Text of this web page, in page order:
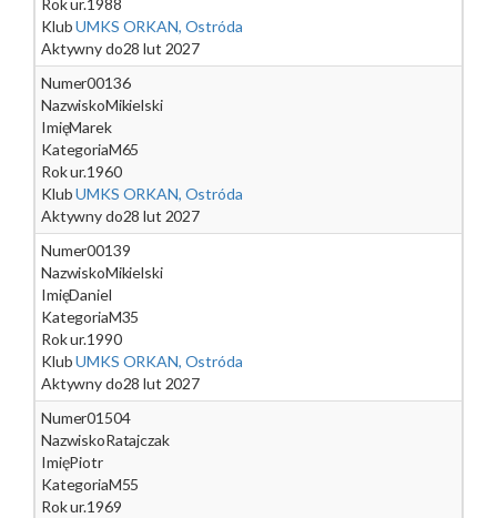
Rok ur.1988
KlubUMKS ORKAN, Ostróda
Aktywny do28 lut 2027
Numer00136
NazwiskoMikielski
ImięMarek
KategoriaM65
Rok ur.1960
KlubUMKS ORKAN, Ostróda
Aktywny do28 lut 2027
Numer00139
NazwiskoMikielski
ImięDaniel
KategoriaM35
Rok ur.1990
KlubUMKS ORKAN, Ostróda
Aktywny do28 lut 2027
Numer01504
NazwiskoRatajczak
ImięPiotr
KategoriaM55
Rok ur.1969